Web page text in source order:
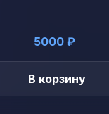
5000 ₽
В корзину